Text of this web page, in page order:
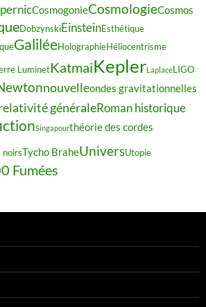
CosmogonieCosmologieCosmos
DobzynskiEinsteinEsthétique
GaliléeHolographieHéliocentrisme
LuminetKatmaiKeplerLaplaceLIGO
nouvelleondes gravitationnelles
généraleRoman historique
Singapourthéorie des cordes
noirsTycho BraheUniversUtopie
Fumées